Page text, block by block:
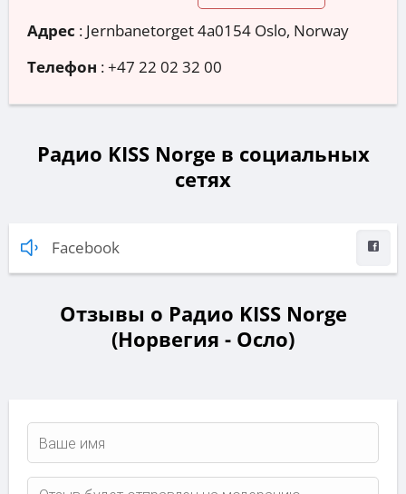
Адрес : Jernbanetorget 4a0154 Oslo, Norway
Телефон :+47 22 02 32 00
Радио KISS Norge в социальных
сетях
Facebook
Отзывы о Радио KISS Norge
(Норвегия - Осло)